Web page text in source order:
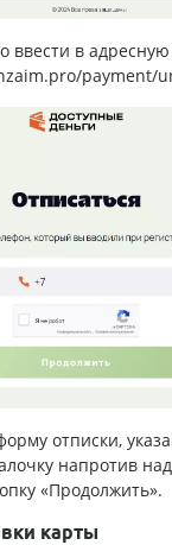
ввести в адресную
payment/
отписки,
напротив
«Продолжить».
карты